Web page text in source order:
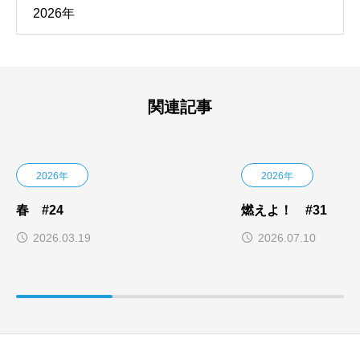
2026年
関連記事
2026年
春 #24
2026.03.19
2026年
燃えよ！ #31
2026.07.10